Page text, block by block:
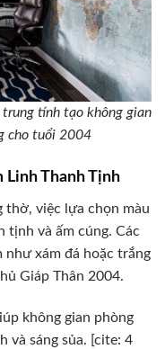
tính tạo không gian
cho tuổi 2004
Linh Thanh Tịnh
việc lựa chọn màu
tịnh và ấm cúng. Các
xám đá hoặc trắng
Giáp Thân 2004.
không gian phòng
và sáng sủa. [cite: 4